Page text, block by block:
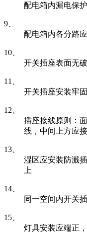
配电箱内漏电保
9、
配电箱内各分路
10、
开关插座表面无
11、
开关插座安装牢
12、
插座接线原则：
线，中间上方应
13、
湿区应安装防溅
上
14、
同一空间内开关
15、
灯具安装应端正